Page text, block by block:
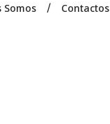
Somos Contactos